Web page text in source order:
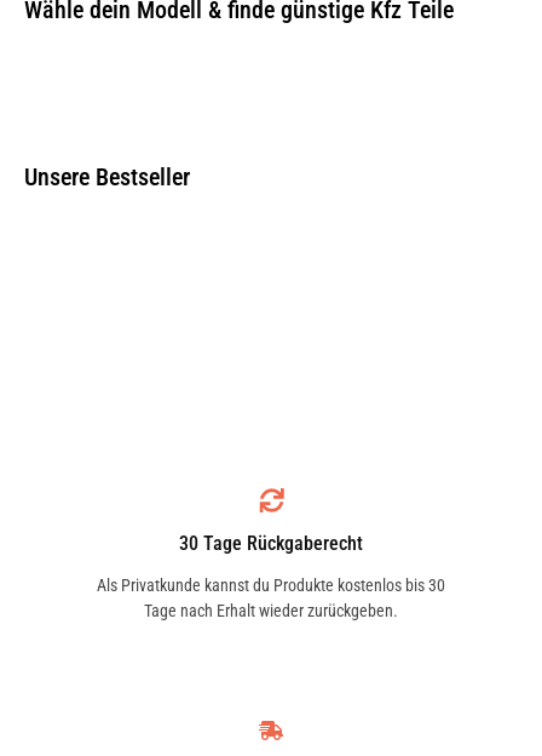
Wähle dein Modell & finde günstige Kfz Teile
Unsere Bestseller
30 Tage Rückgaberecht
Als Privatkunde kannst du Produkte kostenlos bis 30
Tage nach Erhalt wieder zurückgeben.